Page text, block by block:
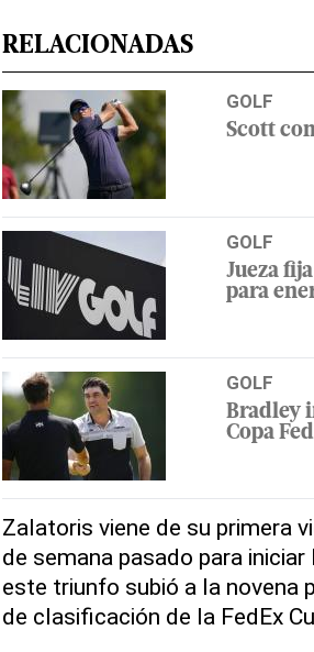
RELACIONADAS
GOLF
Scott
GOLF
Jueza
para
GOLF
Bradley
Copa
Zalatoris viene de su primera
de semana pasado para
este triunfo subió a la novena
de clasificación de la FedEx